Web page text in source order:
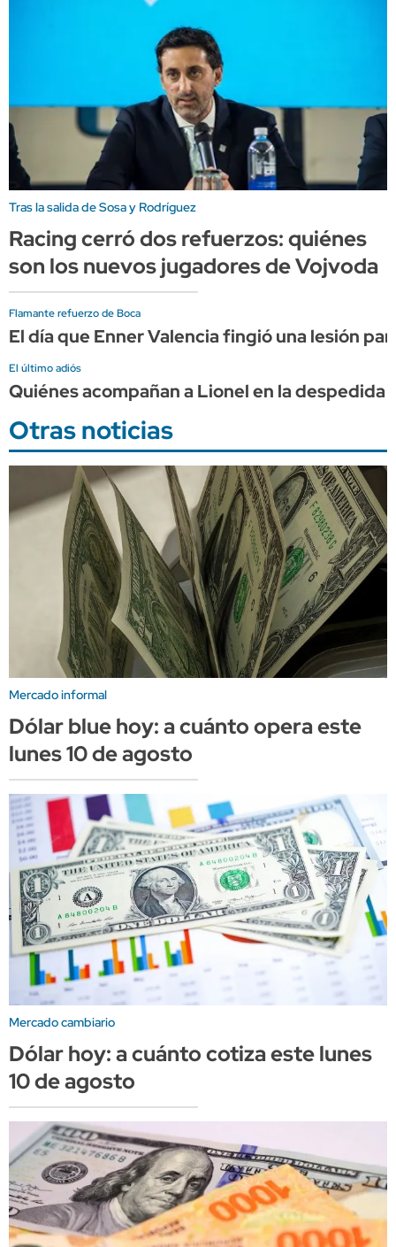
Tras la salida de Sosa y Rodríguez
Racing cerró dos refuerzos: quiénes
son los nuevos jugadores de Vojvoda
Flamante refuerzo de Boca
El día que Enner Valencia fingió una lesión
El último adiós
Quiénes acompañan a Lionel en la despedida
Otras noticias
Mercado informal
Dólar blue hoy: a cuánto opera este
lunes 10 de agosto
Mercado cambiario
Dólar hoy: a cuánto cotiza este lunes
10 de agosto